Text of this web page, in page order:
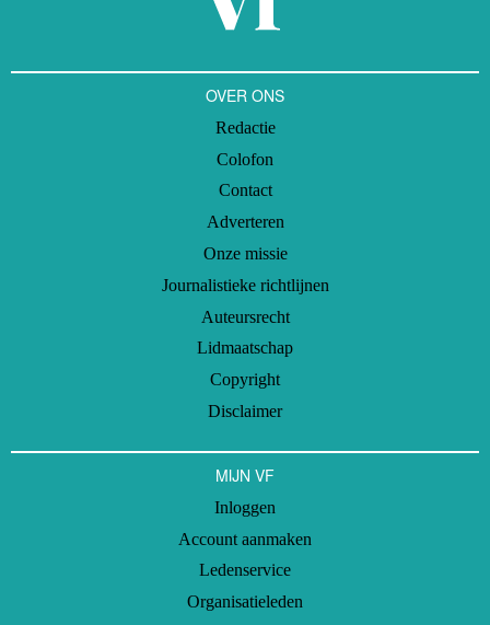
OVER ONS
Redactie
Colofon
Contact
Adverteren
Onze missie
Journalistieke richtlijnen
Auteursrecht
Lidmaatschap
Copyright
Disclaimer
MIJN VF
Inloggen
Account aanmaken
Ledenservice
Organisatieleden